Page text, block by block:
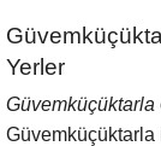
Yerler
Güvemküçüktarla
Güvemküçüktarla